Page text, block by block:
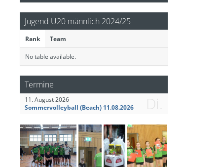
Jugend U20 männlich 2024/25
Rank Team
No table available.
Termine
Di.
11. August 2026
Sommervolleyball (Beach) 11.08.2026